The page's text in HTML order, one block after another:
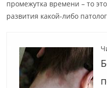
промежутка времени – то
развития какой-либо